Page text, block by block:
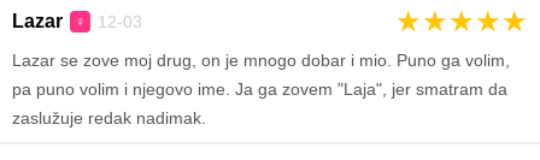
Lazar ♀ 12-03 ★★★★★
Lazar se zove moj drug, on je mnogo dobar i mio. Puno ga volim,
pa puno volim i njegovo ime. Ja ga zovem "Laja", jer smatram da
zaslužuje redak nadimak.